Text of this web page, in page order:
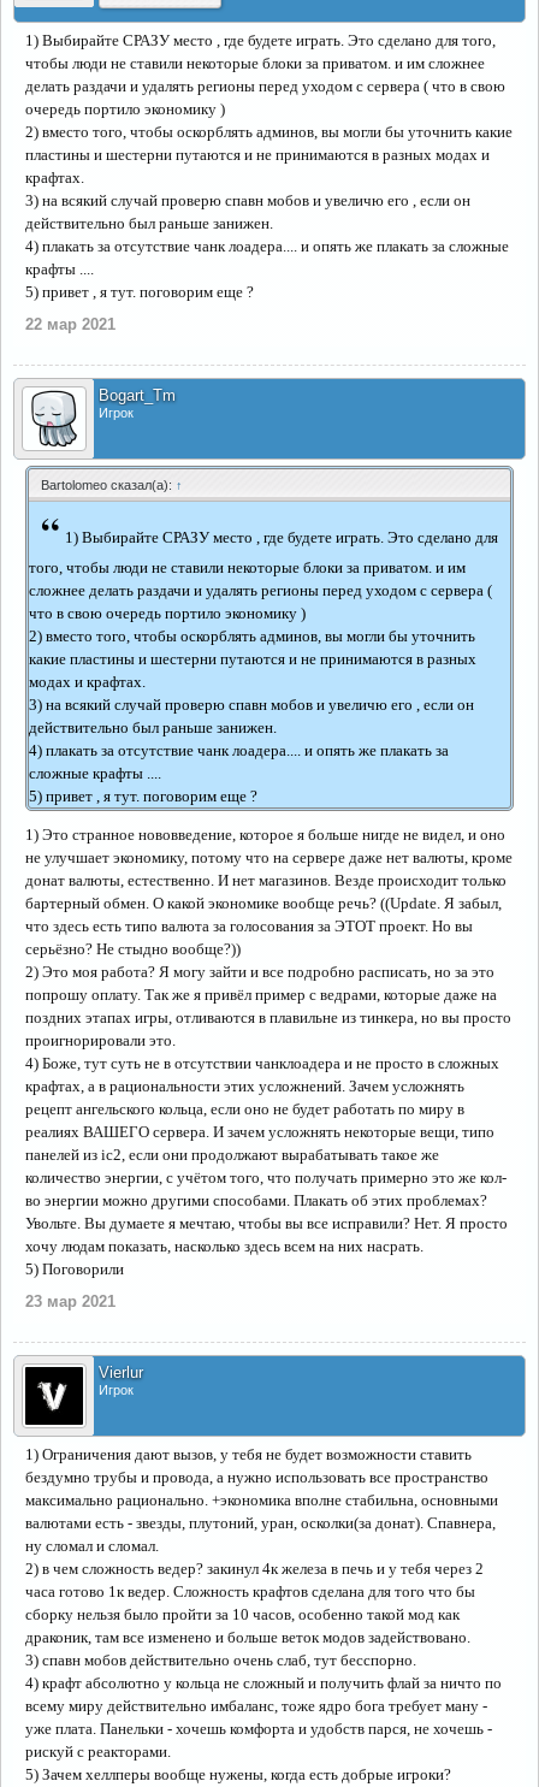
1) Выбирайте СРАЗУ место , где будете играть. Это сделано для того,
чтобы люди не ставили некоторые блоки за приватом. и им сложнее
делать раздачи и удалять регионы перед уходом с сервера ( что в свою
очередь портило экономику )
2) вместо того, чтобы оскорблять админов, вы могли бы уточнить какие
пластины и шестерни путаются и не принимаются в разных модах и
крафтах.
3) на всякий случай проверю спавн мобов и увеличю его , если он
действительно был раньше занижен.
4) плакать за отсутствие чанк лоадера.... и опять же плакать за сложные
крафты ....
5) привет , я тут. поговорим еще ?
22 мар 2021
Bogart_Tm
Игрок
Bartolomeo сказал(а): ↑
“ 1) Выбирайте СРАЗУ место , где будете играть. Это сделано для
того, чтобы люди не ставили некоторые блоки за приватом. и им
сложнее делать раздачи и удалять регионы перед уходом с сервера (
что в свою очередь портило экономику )
2) вместо того, чтобы оскорблять админов, вы могли бы уточнить
какие пластины и шестерни путаются и не принимаются в разных
модах и крафтах.
3) на всякий случай проверю спавн мобов и увеличю его , если он
действительно был раньше занижен.
4) плакать за отсутствие чанк лоадера.... и опять же плакать за
сложные крафты ....
5) привет , я тут. поговорим еще ?
1) Это странное нововведение, которое я больше нигде не видел, и оно
не улучшает экономику, потому что на сервере даже нет валюты, кроме
донат валюты, естественно. И нет магазинов. Везде происходит только
бартерный обмен. О какой экономике вообще речь? ((Update. Я забыл,
что здесь есть типо валюта за голосования за ЭТОТ проект. Но вы
серьёзно? Не стыдно вообще?))
2) Это моя работа? Я могу зайти и все подробно расписать, но за это
попрошу оплату. Так же я привёл пример с ведрами, которые даже на
поздних этапах игры, отливаются в плавильне из тинкера, но вы просто
проигнорировали это.
4) Боже, тут суть не в отсутствии чанклоадера и не просто в сложных
крафтах, а в рациональности этих усложнений. Зачем усложнять
рецепт ангельского кольца, если оно не будет работать по миру в
реалиях ВАШЕГО сервера. И зачем усложнять некоторые вещи, типо
панелей из ic2, если они продолжают вырабатывать такое же
количество энергии, с учётом того, что получать примерно это же кол-
во энергии можно другими способами. Плакать об этих проблемах?
Увольте. Вы думаете я мечтаю, чтобы вы все исправили? Нет. Я просто
хочу людам показать, насколько здесь всем на них насрать.
5) Поговорили
23 мар 2021
Vierlur
Игрок
1) Ограничения дают вызов, у тебя не будет возможности ставить
бездумно трубы и провода, а нужно использовать все пространство
максимально рационально. +экономика вполне стабильна, основными
валютами есть - звезды, плутоний, уран, осколки(за донат). Спавнера,
ну сломал и сломал.
2) в чем сложность ведер? закинул 4к железа в печь и у тебя через 2
часа готово 1к ведер. Сложность крафтов сделана для того что бы
сборку нельзя было пройти за 10 часов, особенно такой мод как
драконик, там все изменено и больше веток модов задействовано.
3) спавн мобов действительно очень слаб, тут бесспорно.
4) крафт абсолютно у кольца не сложный и получить флай за ничто по
всему миру действительно имбаланс, тоже ядро бога требует ману -
уже плата. Панельки - хочешь комфорта и удобств парся, не хочешь -
рискуй с реакторами.
5) Зачем хеллперы вообще нужены, когда есть добрые игроки?